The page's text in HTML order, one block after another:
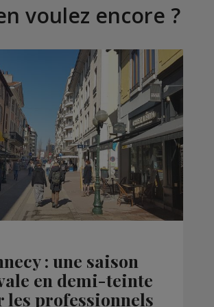
voulez encore ?
: une saison
en demi-teinte
les professionnels